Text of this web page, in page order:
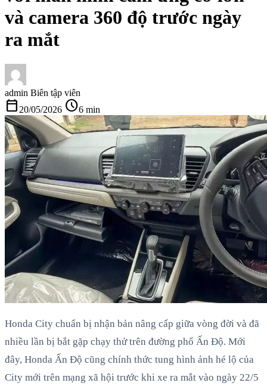
và camera 360 độ trước ngày
ra mắt
admin Biên tập viên
calendar_today 20/05/2026 schedule6 min
Honda City chuẩn bị nhận bản nâng cấp giữa vòng đời và đã
nhiều lần bị bắt gặp chạy thử trên đường phố Ấn Độ. Mới
đây, Honda Ấn Độ cũng chính thức tung hình ảnh hé lộ của
City mới trên mạng xã hội trước khi xe ra mắt vào ngày 22/5